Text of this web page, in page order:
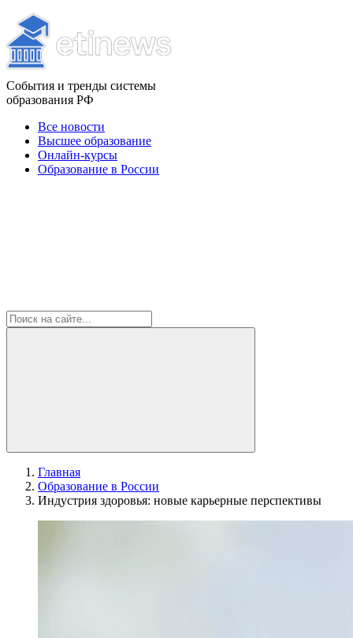
События и тренды системы
образования РФ
Все новости
Высшее образование
Онлайн-курсы
Образование в России
Главная
Образование в России
Индустрия здоровья: новые карьерные перспективы